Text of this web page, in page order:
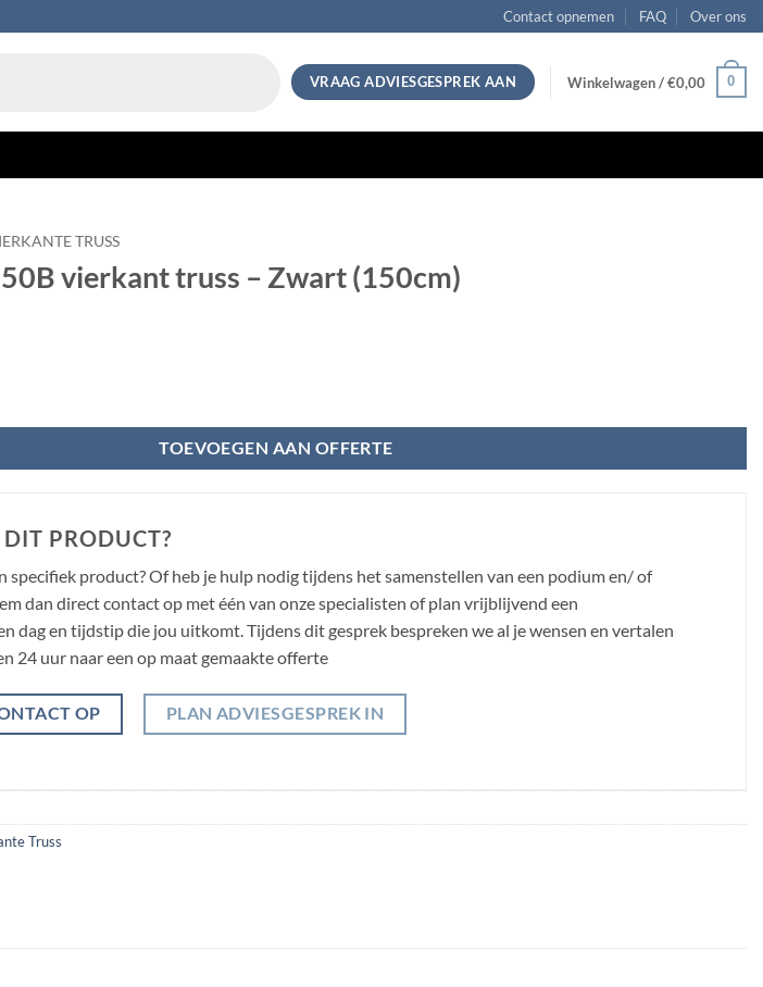
Contact opnemen FAQ Over ons
VRAAG ADVIESGESPREK AAN Winkelwagen /€0,00 0
TRUSS
vierkant truss – Zwart (150cm)
TOEVOEGEN AAN OFFERTE
PRODUCT?
specifiek product? Of heb je hulp nodig tijdens het samenstellen van een podium en/ of
dan direct contact op met één van onze specialisten of plan vrijblijvend een
dag en tijdstip die jou uitkomt. Tijdens dit gesprek bespreken we al je wensen en vertalen
24 uur naar een op maat gemaakte offerte
OP PLAN ADVIESGESPREK IN
Truss